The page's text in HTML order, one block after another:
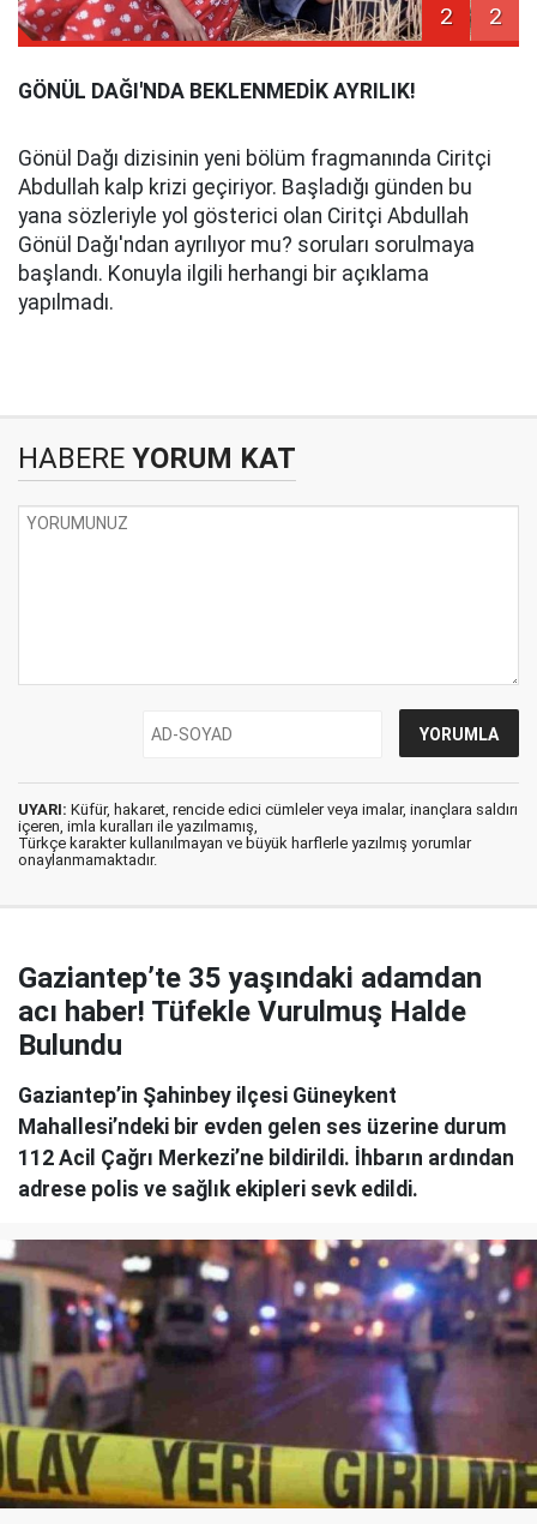
2 2
GÖNÜL DAĞI'NDA BEKLENMEDİK AYRILIK!
Gönül Dağı dizisinin yeni bölüm fragmanında Ciritçi
Abdullah kalp krizi geçiriyor. Başladığı günden bu
yana sözleriyle yol gösterici olan Ciritçi Abdullah
Gönül Dağı'ndan ayrılıyor mu? soruları sorulmaya
başlandı. Konuyla ilgili herhangi bir açıklama
yapılmadı.
HABERE YORUM KAT
UYARI: Küfür, hakaret, rencide edici cümleler veya imalar, inançlara saldırı
içeren, imla kuralları ile yazılmamış,
Türkçe karakter kullanılmayan ve büyük harflerle yazılmış yorumlar
onaylanmamaktadır.
Gaziantep’te 35 yaşındaki adamdan
acı haber! Tüfekle Vurulmuş Halde
Bulundu
Gaziantep’in Şahinbey ilçesi Güneykent
Mahallesi’ndeki bir evden gelen ses üzerine durum
112 Acil Çağrı Merkezi’ne bildirildi. İhbarın ardından
adrese polis ve sağlık ekipleri sevk edildi.